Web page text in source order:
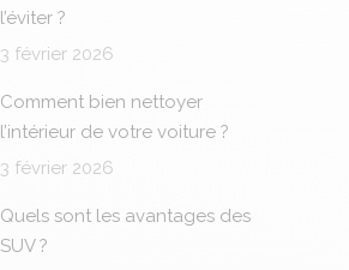
l’éviter ?
3 février 2026
Comment bien nettoyer
l’intérieur de votre voiture ?
3 février 2026
Quels sont les avantages des
SUV ?